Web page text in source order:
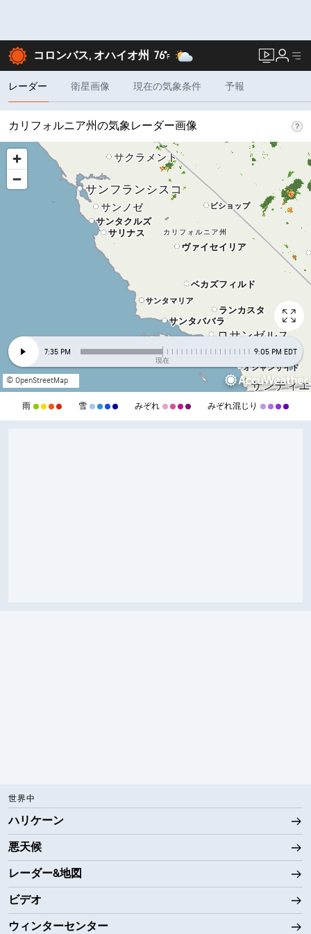
コロンバス, オハイオ州 76°F
レーダー 衛星画像 現在の気象条件 予報
カリフォルニア州の気象レーダー画像
7:35 PM
現在
9:05 PM EDT
© OpenStreetMap
雨 雪 みぞれ みぞれ混じり
世界中
ハリケーン
悪天候
レーダー&地図
ビデオ
ウィンターセンター